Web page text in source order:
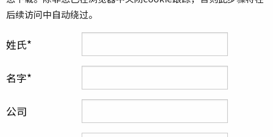
后续访问中自动绕过。
姓氏
名字
公司